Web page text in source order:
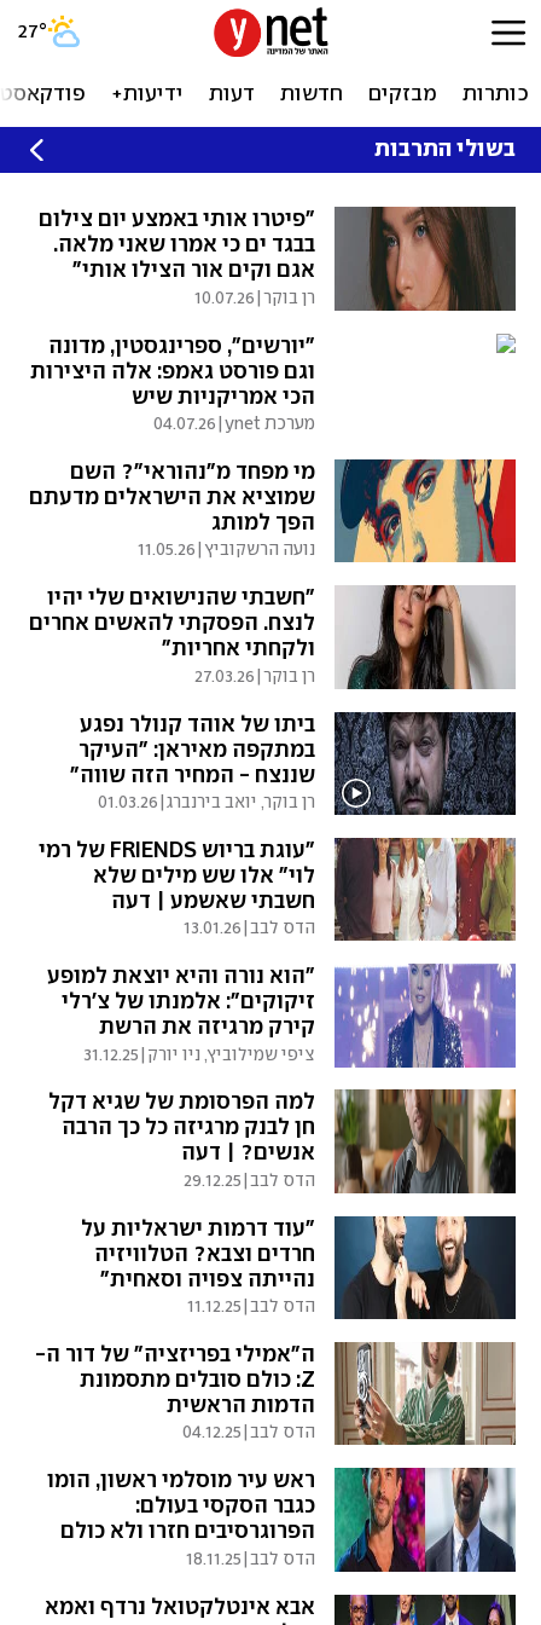
27°
כותרות מבזקים חדשות דעות ידיעות+
בשולי התרבות
"פיטרו אותי באמצע יום צילום
בבגד ים כי אמרו שאני מלאה.
אגם וקים אור הצילו אותי"
רן בוקר|
10.07.26
"יורשים", ספרינגסטין, מדונה
וגם פורסט גאמפ: אלה היצירות
הכי אמריקניות שיש
מערכת ynet |
04.07.26
מי מפחד מ"נהוראי"? השם
שמוציא את הישראלים מדעתם
הפך למותג
נועה הרשקוביץ 11.05.26
"חשבתי שהנישואים שלי יהיו
לנצח. הפסקתי להאשים אחרים
ולקחתי אחריות"
רן בוקר|
27.03.26
ביתו של אוהד קנולר נפגע
במתקפה מאיראן: "העיקר
שננצח - המחיר הזה שווה"
רן בוקר, יואב בירנברג|
01.03.26
"עוגת בריוש FRIENDS של רמי
לוי" אלו שש מילים שלא
חשבתי שאשמע | דעה
הדס לבב|
13.01.26
"הוא נורה והיא יוצאת למופע
זיקוקים": אלמנתו של צ'רלי
קירק מרגיזה את הרשת
ציפי שמילוביץ, ניו יורק 31.12.25
למה הפרסומת של שגיא דקל
חן לבנק מרגיזה כל כך הרבה
אנשים? | דעה
הדס לבב|
29.12.25
"עוד דרמות ישראליות על
חרדים וצבא? הטלוויזיה
נהייתה צפויה וסאחית"
הדס לבב|
11.12.25
ה"אמילי בפריזציה" של דור ה-
Z: כולם סובלים מתסמונת
הדמות הראשית
הדס לבב|
04.12.25
ראש עיר מוסלמי ראשון, הומו
כגבר הסקסי בעולם:
הפרוגרסיבים חזרו ולא כולם
מרוצים
הדס לבב|
18.11.25
אבא אינטלקטואל נרדף ואמא